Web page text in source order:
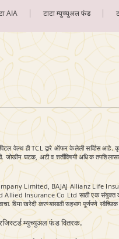
AIA टाटा म्युच्युअल फंड
ही TCL द्वारे ऑफर केलेली सर्व्हिस आहे.
घटक, अटी व शर्तींविषयी अधिक
Company Limited, BAJAJ Allianz
Co Ltd साठी एक संयुक्त
विमा खरेदी करण्यासाठी सहभाग पूर्णपणे
म्युच्युअल फंड वितरक.